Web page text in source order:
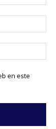
en este